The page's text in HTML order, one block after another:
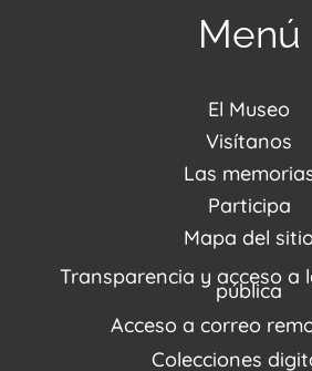
Menú
El Museo
Acerca de
Noticias
PQRSDF
Visítanos
Visítanos
Reserva tus
Agenda /
Recorridos
Las
Centro de
Repositorio (MUSEO /
Narrativas del
Proyectos
Enlaces de
Fondo
Participa
Estímulos
Mapa del
Transparencia y acceso a
pública
Acceso a correo
Colecciones